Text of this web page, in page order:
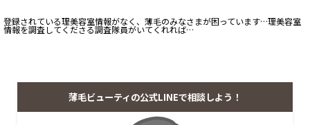
登録されている理美容室情報がなく、薄毛のみなさまが困っています…理美容室
情報を調査してくださる調査隊員がいてくれれば…
薄毛ビューティの公式LINEで相談しよう！